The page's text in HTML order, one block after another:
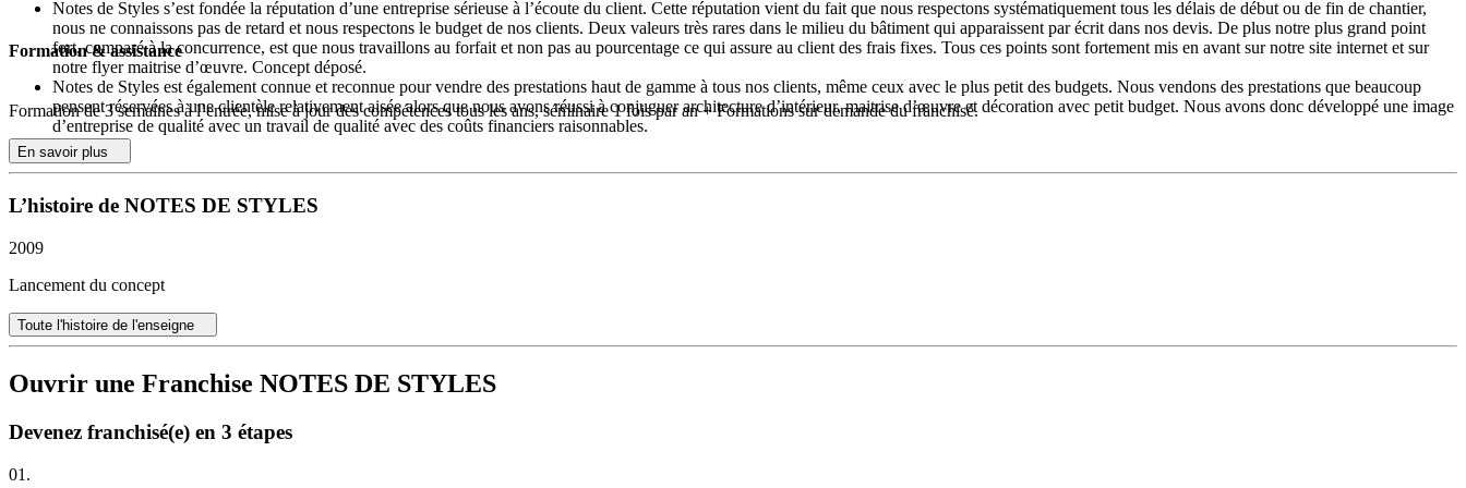
Notes de Styles s’est fondée la réputation d’une entreprise sérieuse à l’écoute du client. Cette réputation vient du fait que nous respectons systématiquement tous les délais de début ou de fin de chantier,
nous ne connaissons pas de retard et nous respectons le budget de nos clients. Deux valeurs très rares dans le milieu du bâtiment qui apparaissent par écrit dans nos devis. De plus notre plus grand point
fort, comparé à la concurrence, est que nous travaillons au forfait et non pas au pourcentage ce qui assure au client des frais fixes. Tous ces points sont fortement mis en avant sur notre site internet et sur
notre flyer maitrise d’œuvre. Concept déposé.
Notes de Styles est également connue et reconnue pour vendre des prestations haut de gamme à tous nos clients, même ceux avec le plus petit des budgets. Nous vendons des prestations que beaucoup
pensent réservées à une clientèle relativement aisée alors que nous avons réussi à conjuguer architecture d’intérieur, maitrise d’œuvre et décoration avec petit budget. Nous avons donc développé une image
d’entreprise de qualité avec un travail de qualité avec des coûts financiers raisonnables.
Le dernier point est le plus important : le client est roi. Le client fait appel à nous pour des services de qualité.
fois par an.
pour votre entreprise.
Et Notes de Styles met également à votre disposition un logiciel sur mesure capable de faire des devis, factures, réception de chantier, appel d’offre, dessin, courrier type dans une base documentaire, coffre fort
virtuel pour vos documents…
Nous vous livrons une société clef en mains, aide à la création et au financement de votre société, publicité, pack marketing offert (cartes de visite, plusieurs type de flyers, bâche travaux, tampon, plaque agence,
Envoi de documents sur simple demande.
L’ambition du réseau Notes de Styles
Révolutionner le monde de l’architecture avec une nouvelle approche métier. Nous avons en effet développé une application sous IOS et ANDROID pour permettre à nos clients et nos entreprises de suivre en
Formation & assistance
Formation de 3 semaines à l’entrée, mise à jour des compétences tous les ans, séminaire 1 fois par an + Formations sur demande du franchisé.
En savoir plus
L’histoire de NOTES DE STYLES
2009
Lancement du concept
Toute l'histoire de l'enseigne
Ouvrir une Franchise NOTES DE STYLES
Devenez franchisé(e) en 3 étapes
01.